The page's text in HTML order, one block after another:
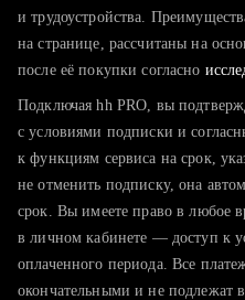
тратите много времени
хотите сравнить себя с
и трудоустройства.
на странице, рассчитаны на
после её покупки согласно
Подключая hh PRO, вы
с условиями подписки и
к функциям сервиса на срок,
не отменить подписку, она
срок. Вы имеете право в любое
в личном кабинете — доступ к
оплаченного периода. Все
окончательными и не подлежат